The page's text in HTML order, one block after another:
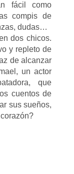
fácil como
compis de
dudas…
dos chicos.
y repleto de
de alcanzar
un actor
que
cuentos de
sus sueños,